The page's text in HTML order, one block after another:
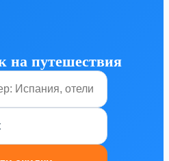
на путешествия